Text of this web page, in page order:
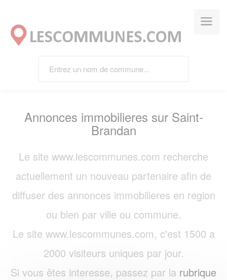
Annonces immobilieres sur Saint-
Brandan
Le site www.lescommunes.com recherche
actuellement un nouveau partenaire afin de
diffuser des annonces immobilieres en region
ou bien par ville ou commune.
Le site www.lescommunes.com, c'est 1500 a
2000 visiteurs uniques par jour.
Si vous êtes interesse, passez par la rubrique